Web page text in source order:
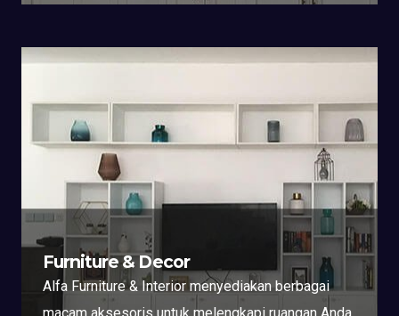
Furniture & Decor
Alfa Furniture & Interior menyediakan berbagai
macam aksesoris untuk melengkapi ruangan Anda.